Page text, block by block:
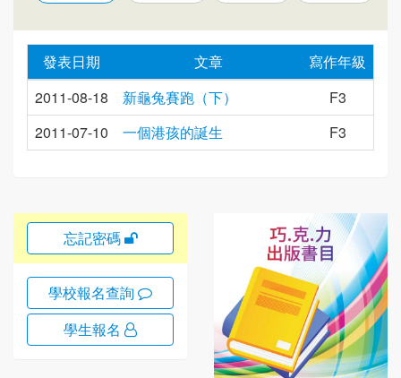
發表日期 文章
寫作年級
2011-08-18
新龜兔賽跑（下）
F3
2011-07-10
一個港孩的誕生 F3
忘記密碼
學校報名查詢
學生報名